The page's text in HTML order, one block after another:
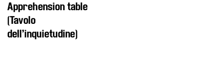
Storia
Sedi
Apprehension table
(Tavolo
dell’inquietudine)